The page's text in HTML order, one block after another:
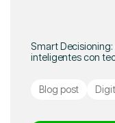
Smart
inteligentes con
Blog post